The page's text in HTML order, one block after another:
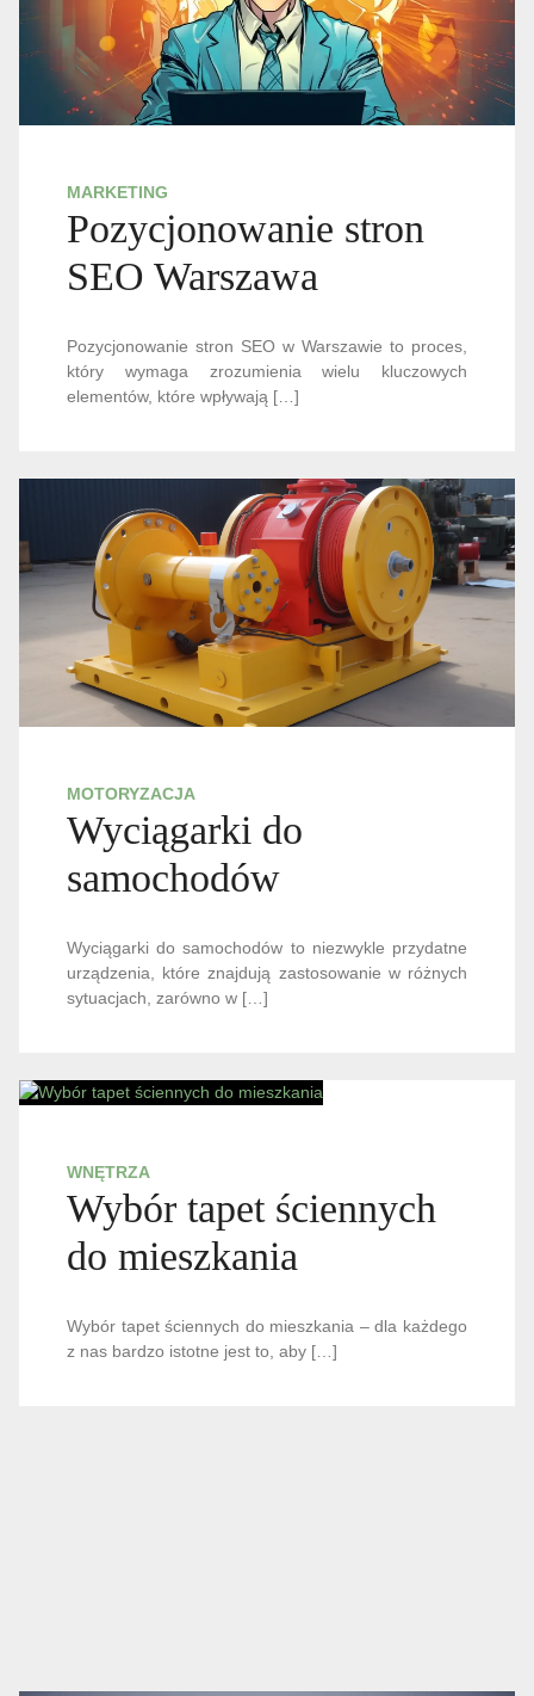
MARKETING
Pozycjonowanie stron
SEO Warszawa
Pozycjonowanie stron SEO w Warszawie to proces,
który wymaga zrozumienia wielu kluczowych
elementów, które wpływają […]
MOTORYZACJA
Wyciągarki do
samochodów
Wyciągarki do samochodów to niezwykle przydatne
urządzenia, które znajdują zastosowanie w różnych
sytuacjach, zarówno w […]
WNĘTRZA
Wybór tapet ściennych
do mieszkania
Wybór tapet ściennych do mieszkania – dla każdego
z nas bardzo istotne jest to, aby […]